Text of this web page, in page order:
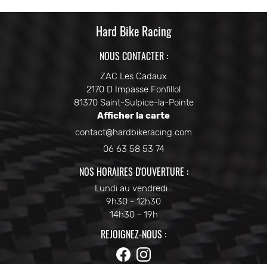
Hard Bike Racing
NOUS CONTACTER :
ZAC Les Cadaux
2170 D Impasse Fonfillol
81370 Saint-Sulpice-la-Pointe
Afficher la carte
06 63 58 53 74
NOS HORAIRES D'OUVERTURE :
Lundi au vendredi :
9h30 - 12h30
14h30 - 19h
REJOIGNEZ-NOUS :